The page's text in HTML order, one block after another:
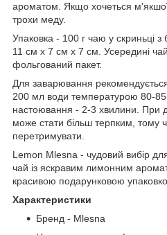
ароматом. Якщо хочеться
трохи меду.
Упаковка - 100 г чаю у скриньці з
11 см х 7 см х 7 см. Усередині
фольгований пакет.
Для заварювання
200 мл води температурою 80-
настоювання - 2-3 хвилини. При
може стати більш терпким, тому
перетримувати.
Lemon Mlesna - чудовий вибір
чай із яскравим лимонним
красивою подарунковою
Характеристики
Бренд - Mlesna